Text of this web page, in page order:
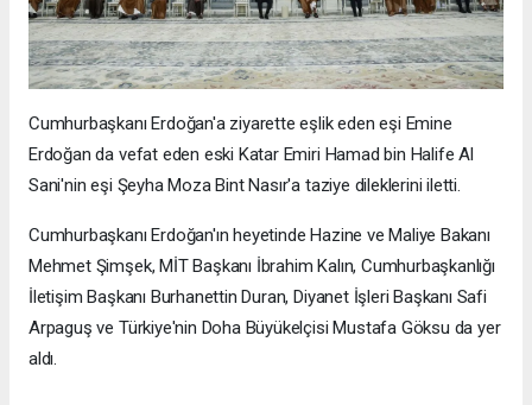
Cumhurbaşkanı Erdoğan'a ziyarette eşlik eden eşi Emine
Erdoğan da vefat eden eski Katar Emiri Hamad bin Halife Al
Sani'nin eşi Şeyha Moza Bint Nasır'a taziye dileklerini iletti.
Cumhurbaşkanı Erdoğan'ın heyetinde Hazine ve Maliye Bakanı
Mehmet Şimşek, MİT Başkanı İbrahim Kalın, Cumhurbaşkanlığı
İletişim Başkanı Burhanettin Duran, Diyanet İşleri Başkanı Safi
Arpaguş ve Türkiye'nin Doha Büyükelçisi Mustafa Göksu da yer
aldı.